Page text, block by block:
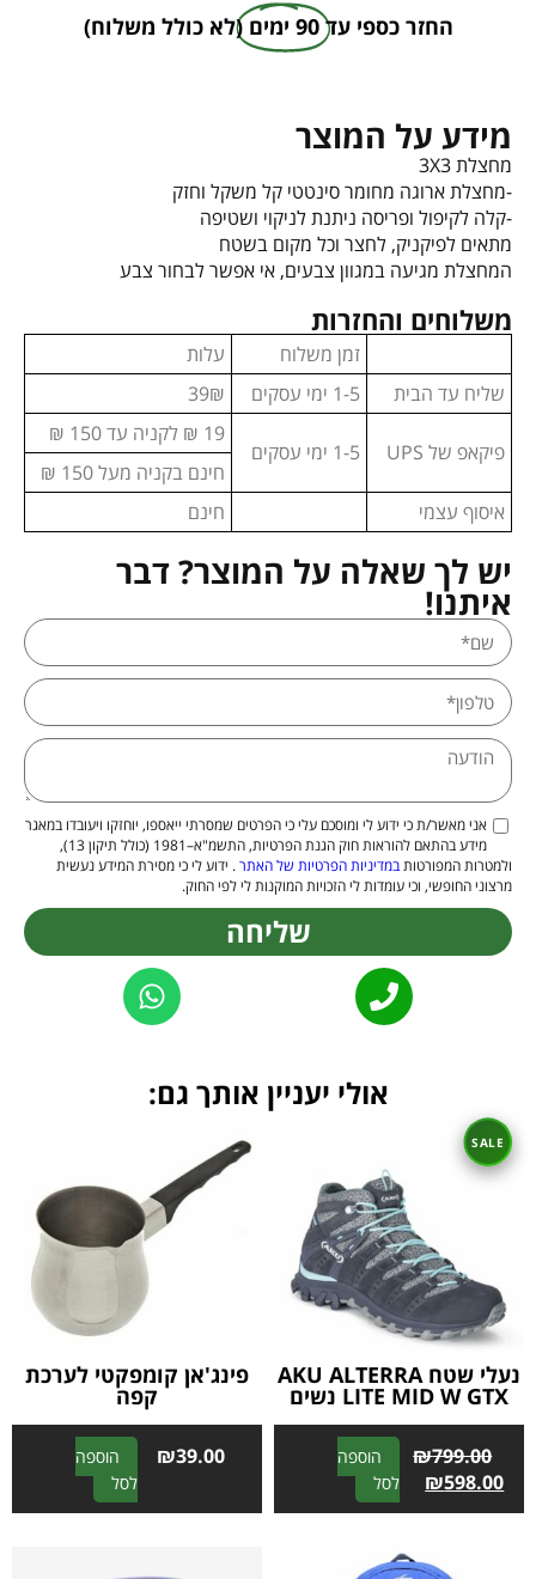
החזר כספי עד 90 ימים (לא כולל משלוח)
מידע על המוצר
מחצלת 3X3
-מחצלת ארוגה מחומר סינטטי קל משקל וחזק
-קלה לקיפול ופריסה ניתנת לניקוי ושטיפה
מתאים לפיקניק, לחצר וכל מקום בשטח
המחצלת מגיעה במגוון צבעים, אי אפשר לבחור צבע
משלוחים והחזרות
זמן משלוח
עלות
שליח עד הבית
1-5 ימי עסקים 39₪
פיקאפ של UPS 1-5 ימי עסקים
19 ₪ לקניה עד 150 ₪
חינם בקניה מעל 150 ₪
איסוף עצמי
חינם
יש לך שאלה על המוצר? דבר
איתנו!
אני מאשר/ת כי ידוע לי ומוסכם עלי כי הפרטים שמסרתי ייאספו, יוחזקו ויעובדו במאגר
מידע בהתאם להוראות חוק הגנת הפרטיות, התשמ"א–1981 (כולל תיקון 13),
ולמטרות המפורטותבמדיניות הפרטיות של האתר. ידוע לי כי מסירת המידע נעשית
מרצוני החופשי, וכי עומדות לי הזכויות המוקנות לי לפי החוק.
שליחה
אולי יעניין אותך גם:
נעלי שטח AKU ALTERRA
LITE MID W GTX נשים
₪799.00
₪598.00
הוספה
לסל
A
l
פינג'אן קומפקטי לערכת
קפה
₪39.00
הוספה
לסל
A
l